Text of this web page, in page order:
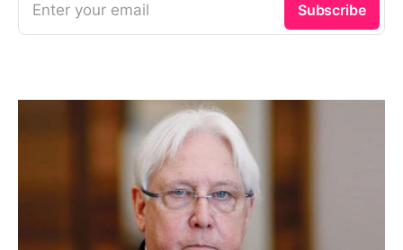
Enter your email Subscribe